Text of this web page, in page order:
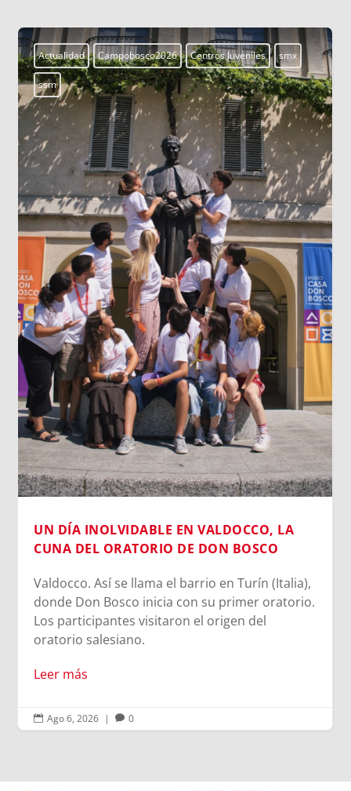
Actualidad Campobosco2026 Centros Juveniles smx
ssm
UN DÍA INOLVIDABLE EN VALDOCCO, LA
CUNA DEL ORATORIO DE DON BOSCO
Valdocco. Así se llama el barrio en Turín (Italia),
donde Don Bosco inicia con su primer oratorio.
Los participantes visitaron el origen del
oratorio salesiano.
Leer más
 Ago 6, 2026 |  0